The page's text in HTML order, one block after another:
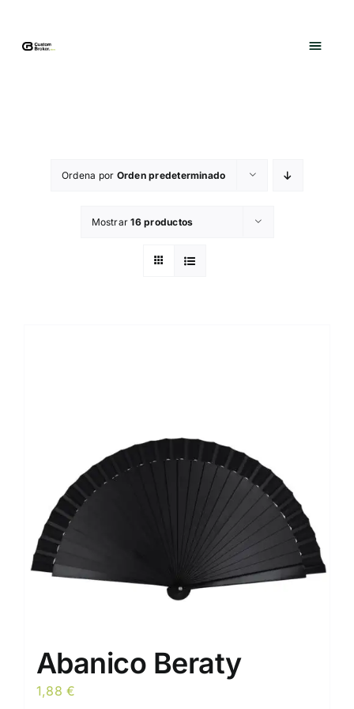
contenido
Ordena por Orden predeterminado
Mostrar16 productos
Abanico Beraty
1,88€